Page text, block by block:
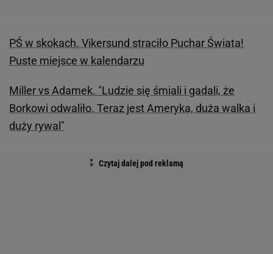
PŚ w skokach. Vikersund straciło Puchar Świata!
Puste miejsce w kalendarzu
Miller vs Adamek. "Ludzie się śmiali i gadali, że
Borkowi odwaliło. Teraz jest Ameryka, duża walka i
duży rywal"